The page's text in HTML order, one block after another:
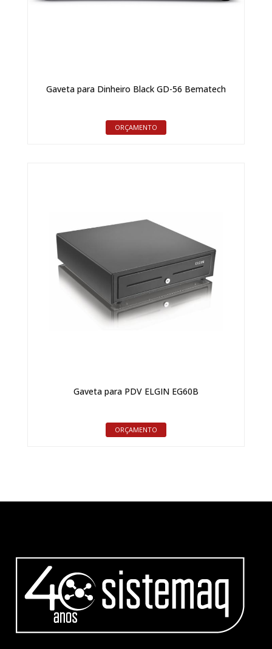
Gaveta para Dinheiro Black GD-56 Bematech
ORÇAMENTO
Gaveta para PDV ELGIN EG60B
ORÇAMENTO